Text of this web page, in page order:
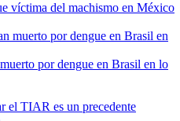
víctima del machismo en México
por dengue en Brasil en lo